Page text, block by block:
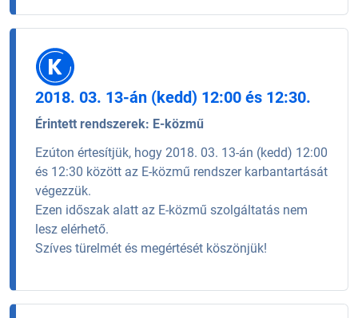
2018. 03. 13-án (kedd) 12:00 és 12:30.
Érintett rendszerek: E-közmű
Ezúton értesítjük, hogy 2018. 03. 13-án (kedd) 12:00
és 12:30 között az E-közmű rendszer karbantartását
végezzük.
Ezen időszak alatt az E-közmű szolgáltatás nem
lesz elérhető.
Szíves türelmét és megértését köszönjük!